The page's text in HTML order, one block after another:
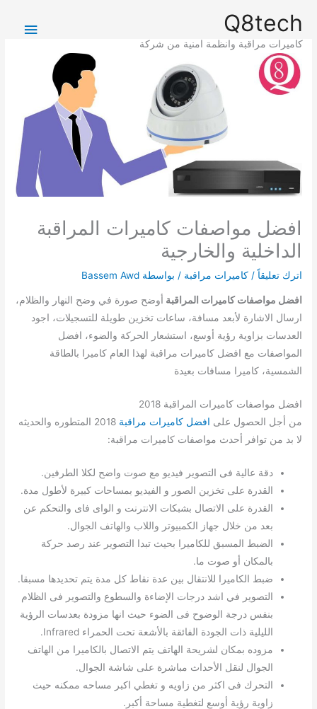
المحتوى
Q8tech
كاميرات مراقبة وانظمة امنية من شركة
افضل مواصفات كاميرات المراقبة
الداخلية والخارجية
اترك تعليقاً /كاميرات مراقبة / بواسطة Bassem Awd
افضل مواصفات كاميرات المراقبة أوضح صورة في وضح النهار والظلام،
ارسال الاشارة لأبعد مسافة، ساعات تخزين طويلة للتسجيلات، اجود
العدسات بزاوية رؤية أوسع، استشعار الحركة والضوء، افضل
المواصفات مع افضل كاميرات مراقبة لهذا العام كاميرا بالطاقة
الشمسية، كاميرا مسافات بعيدة
افضل مواصفات كاميرات المراقبة 2018
من أجل الحصول على افضل كاميرات مراقبة
2018 المتطوره والحديثه
لا بد من توافر أحدث مواصفات كاميرات مراقبة:
دقة عالية فى التصوير فيديو مع صوت واضح لكلا الطرفين.
القدرة على تخزين الصور و الفيديو بمساحات كبيرة لأطول مدة.
القدرة على الاتصال بشبكات الانترنت و الواى فاى والتحكم عن
بعد من خلال جهاز الكمبيوتر واللاب والهاتف الجوال.
الضبط المسبق للكاميرا بحيث تبدا التصوير عند رصد حركة
بالمكان أو صوت ما.
ضبط الكاميرا للانتقال بين عدة نقاط كل مدة يتم تحديدها مسبقا.
التصوير في اشد درجات الإضاءة والسطوع والتصوير فى الظلام
بنفس درجة الوضوح فى الضوء حيث انها مزودة بعدسات الرؤية
الليلية ذات الجودة الفائقة بالأشعة تحت الحمراء Infrared.
مزوده بمكان لشريحة الهاتف يتم الاتصال بالكاميرا من الهاتف
الجوال لنقل الأحداث مباشرة على شاشة الجوال.
التحرك فى اكثر من زاويه و تغطي اكبر مساحه ممكنه حيث
زاوية رؤية أوسع لتغطية مساحة أكبر.